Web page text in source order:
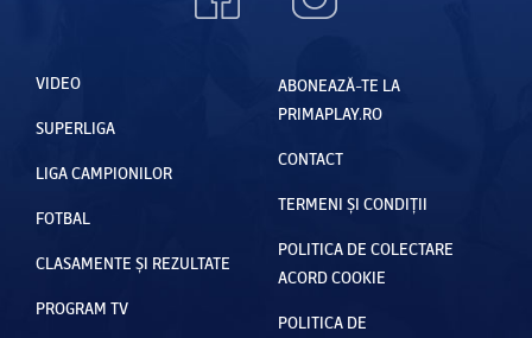
VIDEO
SUPERLIGA
LIGA CAMPIONILOR
FOTBAL
CLASAMENTE ȘI REZULTATE
PROGRAM TV
ABONEAZĂ-TE LA
PRIMAPLAY.RO
CONTACT
TERMENI ȘI CONDIȚII
POLITICA DE COLECTARE
ACORD COOKIE
POLITICA DE